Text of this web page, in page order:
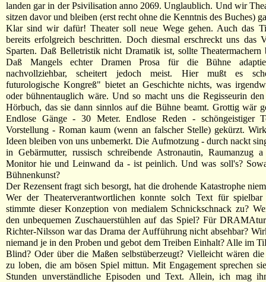
landen gar in der Psivilisation anno 2069. Unglaublich. Und wir
sitzen davor und bleiben (erst recht ohne die Kenntnis des Buches)
Klar sind wir dafür! Theater soll neue Wege gehen. Auch das
bereits erfolgreich beschritten. Doch diesmal erschreckt uns das
Sparten. Daß Belletristik nicht Dramatik ist, sollte Theatermachern
Daß Mangels echter Dramen Prosa für die Bühne
nachvollziehbar, scheitert jedoch meist. Hier mußt es
futurologische Kongreß" bietet an Geschichte nichts, was
oder bühnentauglich wäre. Und so macht uns die Regisseurin
Hörbuch, das sie dann sinnlos auf die Bühne beamt. Grottig wär
Endlose Gänge - 30 Meter. Endlose Reden - schöngeistiger
Vorstellung - Roman kaum (wenn an falscher Stelle) gekürzt.
Ideen bleiben von uns unbemerkt. Die Aufmotzung - durch nackt
in Gebärmutter, russisch schreibende Astronautin, Raumanzug
Monitor hie und Leinwand da - ist peinlich. Und was soll's?
Bühnenkunst?
Der Rezensent fragt sich besorgt, hat die drohende Katastrophe
Wer der Theaterverantwortlichen konnte solch Text für spielbar
stimmte dieser Konzeption von medialem Schnickschnack zu?
den unbequemen Zuschauerstühlen auf das Spiel? Für
Richter-Nilsson war das Drama der Aufführung nicht absehbar?
niemand je in den Proben und gebot dem Treiben Einhalt? Alle im
Blind? Oder über die Maßen selbstüberzeugt? Vielleicht wären die
zu loben, die am bösen Spiel mittun. Mit Engagement sprechen
Stunden unverständliche Episoden und Text. Allein, ich mag